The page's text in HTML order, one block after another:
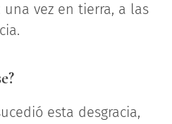
vez en tierra, a las
esta desgracia,